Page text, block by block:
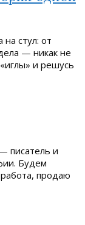
стул: от
— никак не
и решусь
писатель и
Будем
продаю